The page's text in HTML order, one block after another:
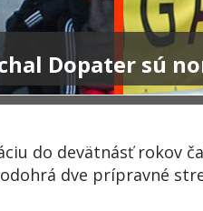
Dopater sú
do devätnásť rokov
dve prípravné